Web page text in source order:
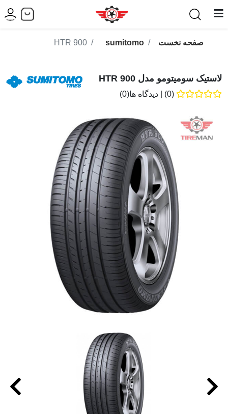
صفحه نخست sumitomo
HTR 900
لاستیک سومیتومو مدل HTR 900
(0) دیدگاه ها(0)